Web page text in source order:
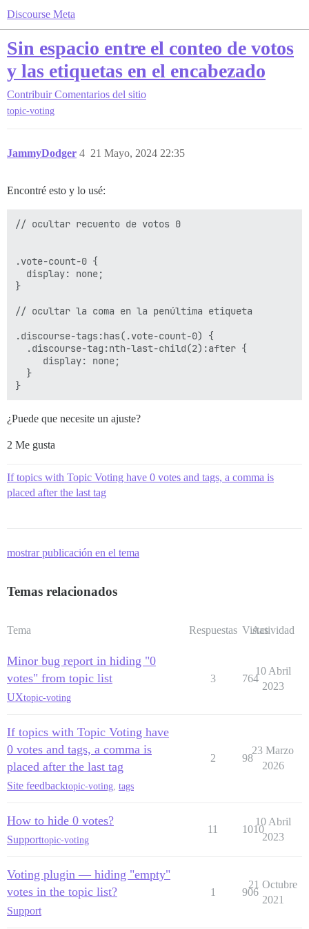
Discourse Meta
Sin espacio entre el conteo de votos
y las etiquetas en el encabezado
Contribuir Comentarios del sitio
topic-voting
JammyDodger 21 Mayo, 2024 22:35
4
Encontré esto y lo usé:
// ocultar recuento de votos 0
.vote-count-0 {
  display: none;
}
// ocultar la coma en la penúltima etiqueta
.discourse-tags:has(.vote-count-0) {
  .discourse-tag:nth-last-child(2):after {
     display: none;
  }
¿Puede que necesite un ajuste?
2 Me gusta
If topics with Topic Voting have 0 votes and tags, a comma is
placed after the last tag
mostrar publicación en el tema
Temas relacionados
Tema Respuestas Vistas
Actividad
Minor bug report in hiding "0
votes" from topic list
UXtopic-voting
3 764
10 Abril
2023
If topics with Topic Voting have
0 votes and tags, a comma is
placed after the last tag
Site feedbacktopic-voting tags
2 98
23 Marzo
2026
How to hide 0 votes?
Supporttopic-voting
11 1010
10 Abril
2023
Voting plugin — hiding "empty"
votes in the topic list?
Support
1 906
21 Octubre
2021